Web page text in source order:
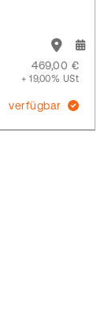
469,00 €
+ 19,00% USt
verfügbar